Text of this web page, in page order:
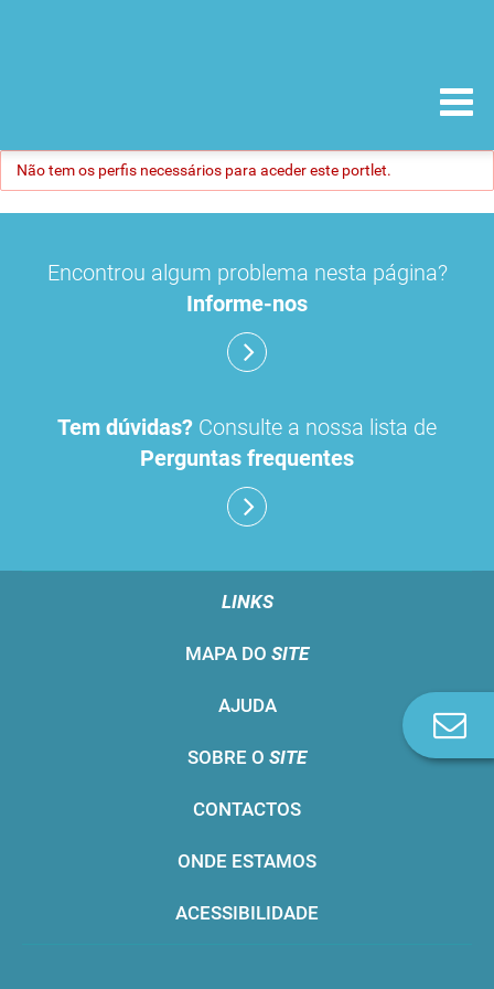
Não tem os perfis necessários para aceder este portlet.
Encontrou algum problema nesta página?
Informe-nos
Tem dúvidas? Consulte a nossa lista de
Perguntas frequentes
LINKS
MAPA DO SITE
AJUDA
SOBRE O SITE
CONTACTOS
ONDE ESTAMOS
ACESSIBILIDADE